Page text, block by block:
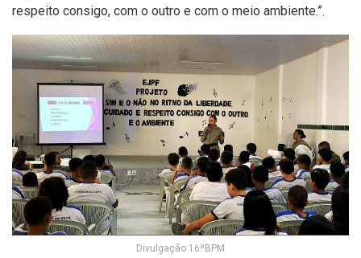
respeito consigo, com o outro e com o meio ambiente.”.
Divulgação 16ºBPM